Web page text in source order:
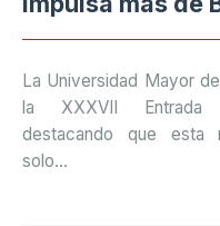
economía
La Universidad Mayor
la XXXVII Entrada
destacando que esta
solo...